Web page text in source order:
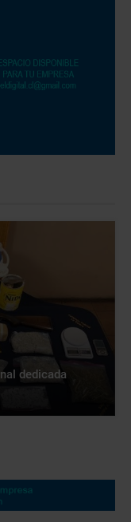
dedicada